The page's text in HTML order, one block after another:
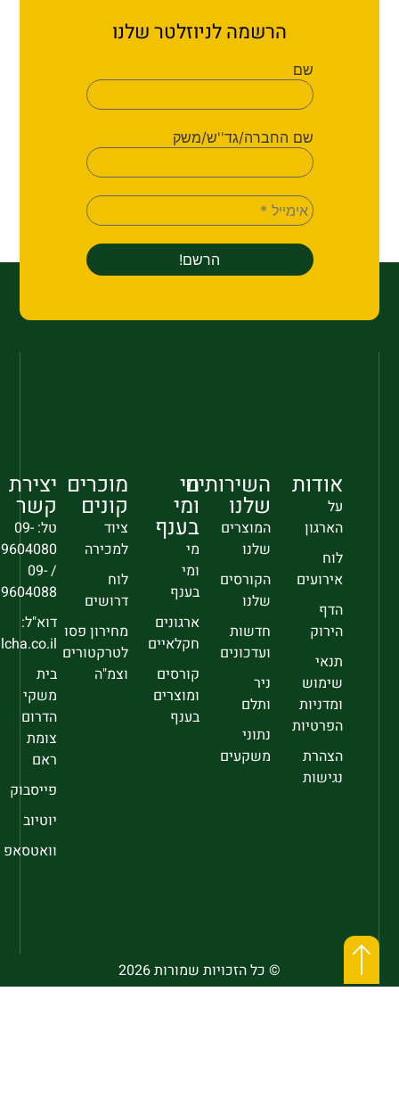
הרשמה לניוזלטר שלנו
שם החברה/גד''ש/משק
אודות
הפרטיות
השירותים
המוצרים
הקורסים
חדשות
ועדכונים
ניר
ותלם
נתוני
משקעים
מי
ומי
בענף
מי
ומי
בענף
ארגונים
חקלאיים
ומוצרים
מוכרים
קונים
ציוד
דרושים
מחירון פסו
לטרקטורים
וצמ"ה
יצירת
קשר
9604080
9604088
דוא"ל:
sec@falcha.co.il
בית
וואטסאפ
© כל הזכויות שמורות 2026